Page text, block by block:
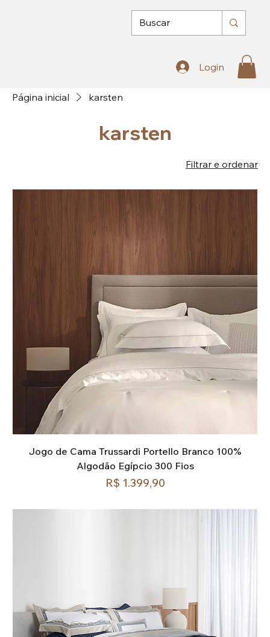
Login
Página inicial karsten
karsten
Filtrar e ordenar
Jogo de Cama Trussardi Portello Branco 100%
Algodão Egípcio 300 Fios
Preço
R$ 1.399,90